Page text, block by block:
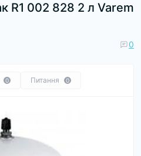
R1 002 828 2 л Varem
0
0 Питання 0